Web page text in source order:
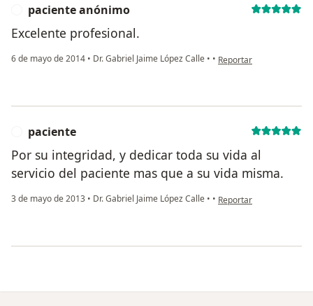
paciente anónimo
Excelente profesional.
6 de mayo de 2014 • Dr. Gabriel Jaime López Calle • • en opinión del usuario
Reportar
paciente
Por su integridad, y dedicar toda su vida al
servicio del paciente mas que a su vida misma.
3 de mayo de 2013 • Dr. Gabriel Jaime López Calle • • en opinión del usuario
Reportar